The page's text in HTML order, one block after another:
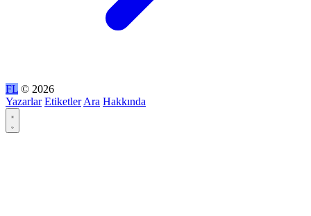
FL © 2026
Yazarlar Etiketler Ara Hakkında